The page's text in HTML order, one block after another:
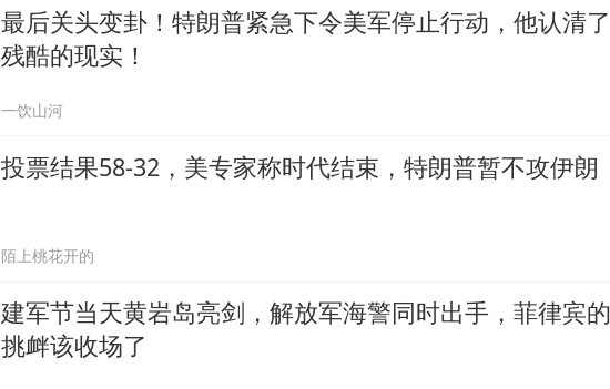
最后关头变卦！特朗普紧急下令美军停止行动，他认清了
残酷的现实！
一饮山河
投票结果58-32，美专家称时代结束，特朗普暂不攻伊朗
陌上桃花开的
建军节当天黄岩岛亮剑，解放军海警同时出手，菲律宾的
挑衅该收场了